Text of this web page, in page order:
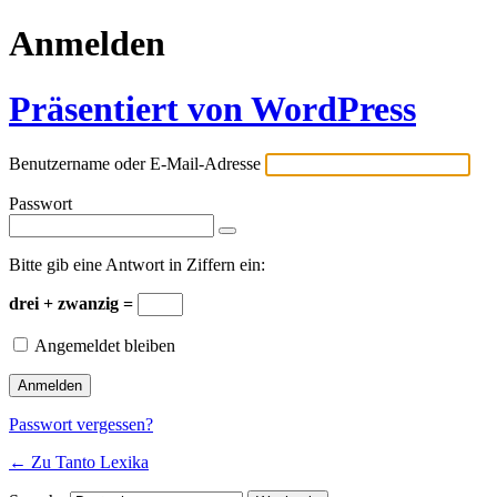
Anmelden
Präsentiert von WordPress
Benutzername oder E-Mail-Adresse
Passwort
Bitte gib eine Antwort in Ziffern ein:
drei + zwanzig =
Angemeldet bleiben
Passwort vergessen?
← Zu Tanto Lexika